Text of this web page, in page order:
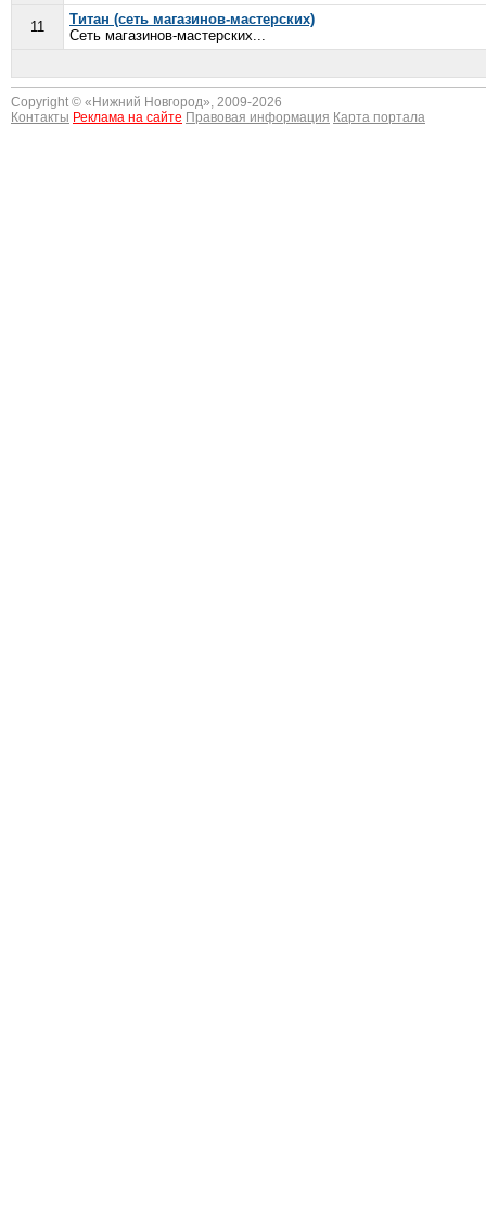
11
Титан (сеть магазинов-мастерских)
Сеть магазинов-мастерских...
Copyright © « Нижний Новгород», 2009-2026
Контакты Реклама на сайте Правовая информация Карта портала